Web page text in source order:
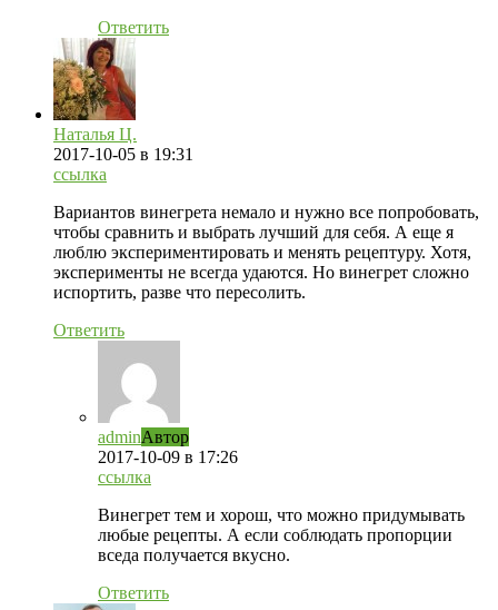
Ответить
Наталья Ц.
2017-10-05 в 19:31
ссылка
Вариантов винегрета немало и нужно все попробовать,
чтобы сравнить и выбрать лучший для себя. А еще я
люблю экспериментировать и менять рецептуру. Хотя,
эксперименты не всегда удаются. Но винегрет сложно
испортить, разве что пересолить.
Ответить
adminАвтор
2017-10-09 в 17:26
ссылка
Винегрет тем и хорош, что можно придумывать
любые рецепты. А если соблюдать пропорции
вседа получается вкусно.
Ответить